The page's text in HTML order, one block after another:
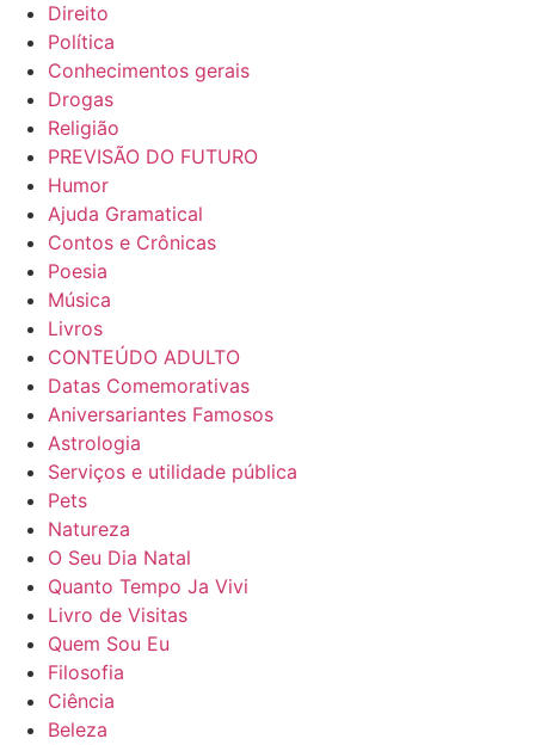
Direito
Política
Conhecimentos gerais
Drogas
Religião
PREVISÃO DO FUTURO
Humor
Ajuda Gramatical
Contos e Crônicas
Poesia
Música
Livros
CONTEÚDO ADULTO
Datas Comemorativas
Aniversariantes Famosos
Astrologia
Serviços e utilidade pública
Pets
Natureza
O Seu Dia Natal
Quanto Tempo Ja Vivi
Livro de Visitas
Quem Sou Eu
Filosofia
Ciência
Beleza